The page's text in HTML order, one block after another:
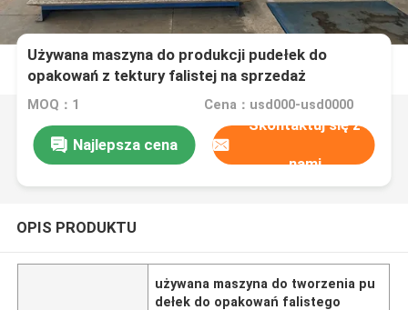
Używana maszyna do produkcji pudełek do
opakowań z tektury falistej na sprzedaż
MOQ：1 Cena：usd000-usd0000
Najlepsza cena
Skontaktuj się z
nami
OPIS PRODUKTU
używana maszyna do tworzenia pu
dełek do opakowań falistego